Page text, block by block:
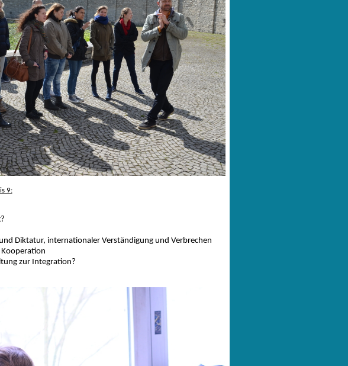
9:
Diktatur, internationaler Verständigung und Verbrechen
zur Integration?